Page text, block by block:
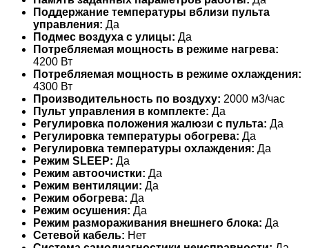
Поддержание температуры вблизи пульта
управления: Да
Подмес воздуха с улицы: Да
Потребляемая мощность в режиме нагрева:
4200 Вт
Потребляемая мощность в режиме охлаждения:
4300 Вт
Производительность по воздуху: 2000 м3/час
Пульт управления в комплекте: Да
Регулировка положения жалюзи с пульта: Да
Регулировка температуры обогрева: Да
Регулировка температуры охлаждения: Да
Режим SLEEP: Да
Режим автоочистки: Да
Режим вентиляции: Да
Режим обогрева: Да
Режим осушения: Да
Режим размораживания внешнего блока: Да
Сетевой кабель: Нет